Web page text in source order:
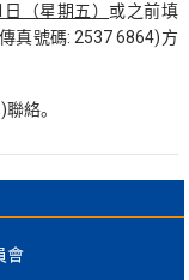
（星期五） 或之前填
真號碼: 2537 6864)方
絡。
會